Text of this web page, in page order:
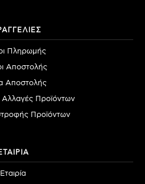
Πληρωμής
Αποστολής
Αποστολής
Προϊόντων
Προϊόντων
Εταιρία